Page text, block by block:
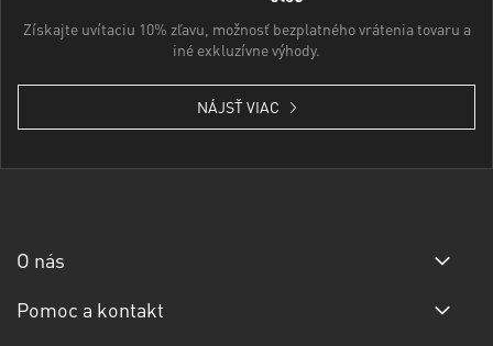
Získajte uvítaciu 10% zľavu, možnosť bezplatného vrátenia tovaru a
iné exkluzívne výhody.
NÁJSŤ VIAC
O nás
Pomoc a kontakt